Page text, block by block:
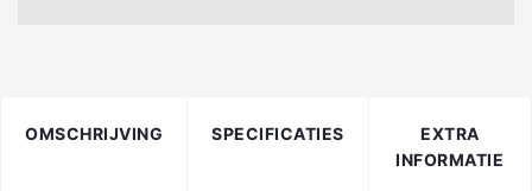
OMSCHRIJVING SPECIFICATIES
EXTRA
INFORMATIE